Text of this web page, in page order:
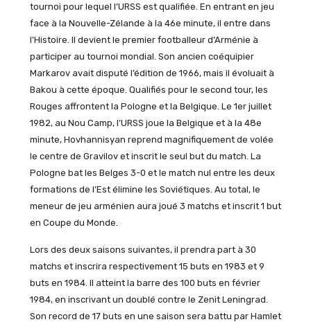
tournoi pour lequel l’URSS est qualifiée. En entrant en jeu
face à la Nouvelle-Zélande à la 46e minute, il entre dans
l’Histoire. Il devient le premier footballeur d’Arménie à
participer au tournoi mondial. Son ancien coéquipier
Markarov avait disputé l’édition de 1966, mais il évoluait à
Bakou à cette époque. Qualifiés pour le second tour, les
Rouges affrontent la Pologne et la Belgique. Le 1er juillet
1982, au Nou Camp, l’URSS joue la Belgique et à la 48e
minute, Hovhannisyan reprend magnifiquement de volée
le centre de Gravilov et inscrit le seul but du match. La
Pologne bat les Belges 3-0 et le match nul entre les deux
formations de l’Est élimine les Soviétiques. Au total, le
meneur de jeu arménien aura joué 3 matchs et inscrit 1 but
en Coupe du Monde.
Lors des deux saisons suivantes, il prendra part à 30
matchs et inscrira respectivement 15 buts en 1983 et 9
buts en 1984. Il atteint la barre des 100 buts en février
1984, en inscrivant un doublé contre le Zenit Leningrad.
Son record de 17 buts en une saison sera battu par Hamlet